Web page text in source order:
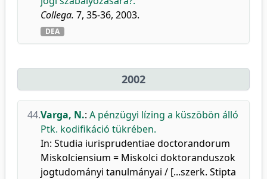
Collega. 7, 35-36, 2003.
DEA
2002
44.Varga, N.: A pénzügyi lízing a küszöbön álló
Ptk. kodifikáció tükrében.
In: Studia iurisprudentiae doctorandorum
Miskolciensium = Miskolci doktoranduszok
jogtudományi tanulmányai / [...szerk. Stipta